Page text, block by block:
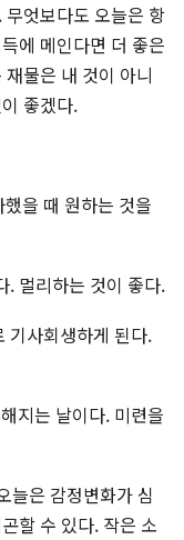
엇보다도 오늘은 항
에 메인다면 더 좋은
물은 내 것이 아니
좋겠다.
을 때 원하는 것을
. 멀리하는 것이 좋다.
기사회생하게 된다.
지는 날이다. 미련을
늘은 감정변화가 심
할 수 있다. 작은 소